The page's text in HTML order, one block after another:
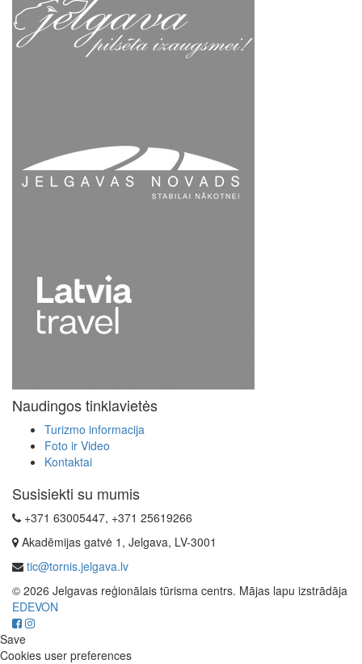
Naudingos tinklavietės
Turizmo informacija
Foto ir Video
Kontaktai
Susisiekti su mumis
+371 63005447, +371 25619266
Akadēmijas gatvė 1, Jelgava, LV-3001
tic@tornis.jelgava.lv
© 2026 Jelgavas reģionālais tūrisma centrs. Mājas lapu izstrādāja
EDEVON
Save
Cookies user preferences